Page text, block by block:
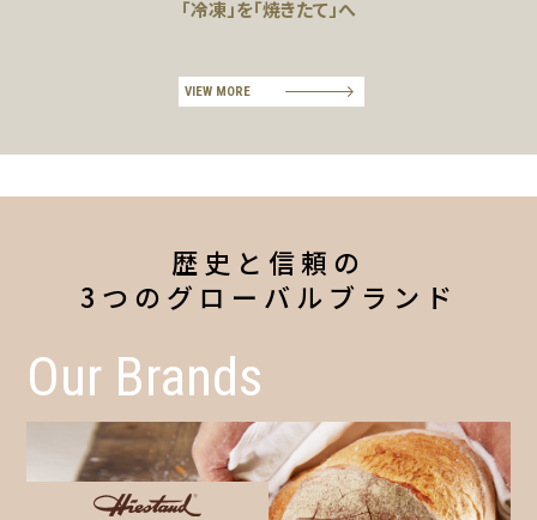
「冷凍」を「焼きたて」へ
VIEW MORE
歴史と信頼の
3つのグローバルブランド
Our Brands